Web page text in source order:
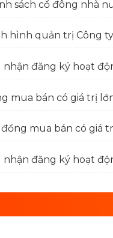
sách cổ đông nhà
hình quản trị Công
nhận đăng ký hoạt
mua bán có giá trị
đồng mua bán có giá
nhận đăng ký hoạt